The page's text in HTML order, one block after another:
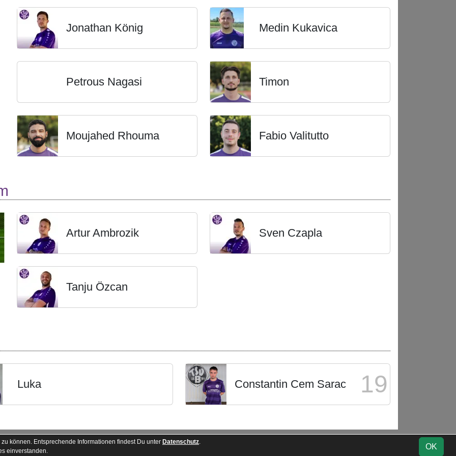
Jonathan König Medin Kukavica
Petrous Nagasi Timon
Moujahed Rhouma Fabio Valitutto
Artur Ambrozik Sven Czapla
Tanju Özcan
Luka Constantin Cem Sarac 19
Besucherstatistik Kontakt
OK
können. Entsprechende Informationen findest Du unter Datenschutz.
einverstanden.